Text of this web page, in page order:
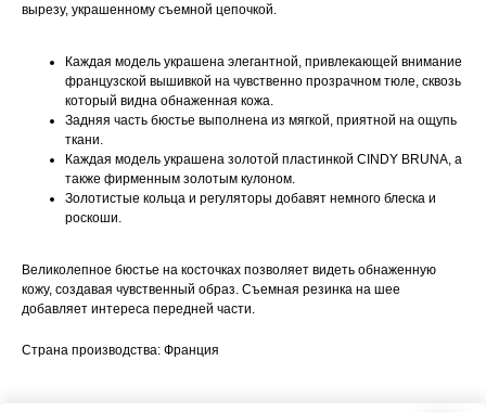
вырезу, украшенному съемной цепочкой.
Каждая модель украшена элегантной, привлекающей внимание
французской вышивкой на чувственно прозрачном тюле, сквозь
который видна обнаженная кожа.
Задняя часть бюстье выполнена из мягкой, приятной на ощупь
ткани.
Каждая модель украшена золотой пластинкой CINDY BRUNA, а
также фирменным золотым кулоном.
Золотистые кольца и регуляторы добавят немного блеска и
роскоши.
Великолепное бюстье на косточках позволяет видеть обнаженную
кожу, создавая чувственный образ. Съемная резинка на шее
добавляет интереса передней части.
Страна производства: Франция